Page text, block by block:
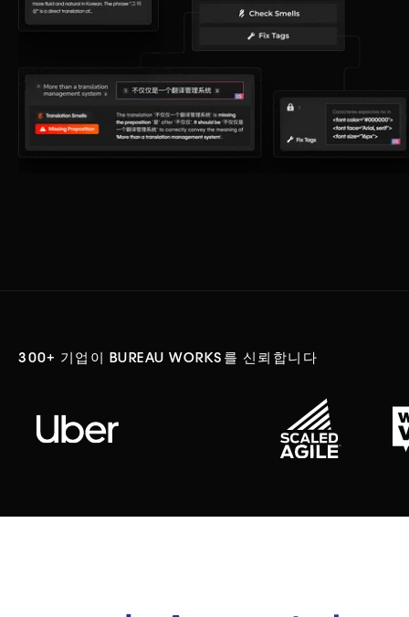
300+ 기업이 BUREAU WORKS를 신뢰합니다